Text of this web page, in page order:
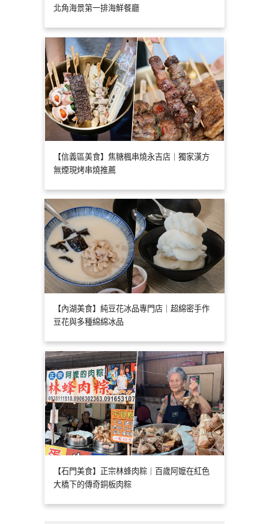
北角海景第一排海鮮餐廳
【信義區美食】焦糖楓串燒永吉店｜獨家漢方
無煙現烤串燒推薦
【內湖美食】純豆花冰品專門店｜超綿密手作
豆花與多種綿綿冰品
【石門美食】正宗林蜂肉粽｜百歲阿嬤在紅色
大橋下的傳奇銅板肉粽